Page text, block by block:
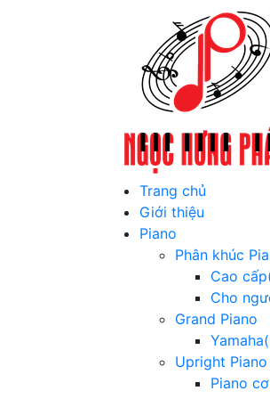
Trang chủ
Giới thiệu
Piano
Phân khúc
Cao
Cho
Grand Piano
Upright
Piano